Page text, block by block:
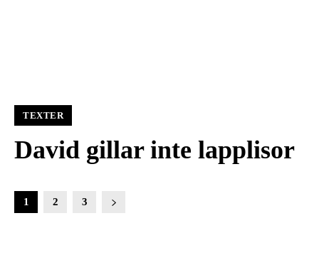
TEXTER
David gillar inte lapplisor
1 2 3